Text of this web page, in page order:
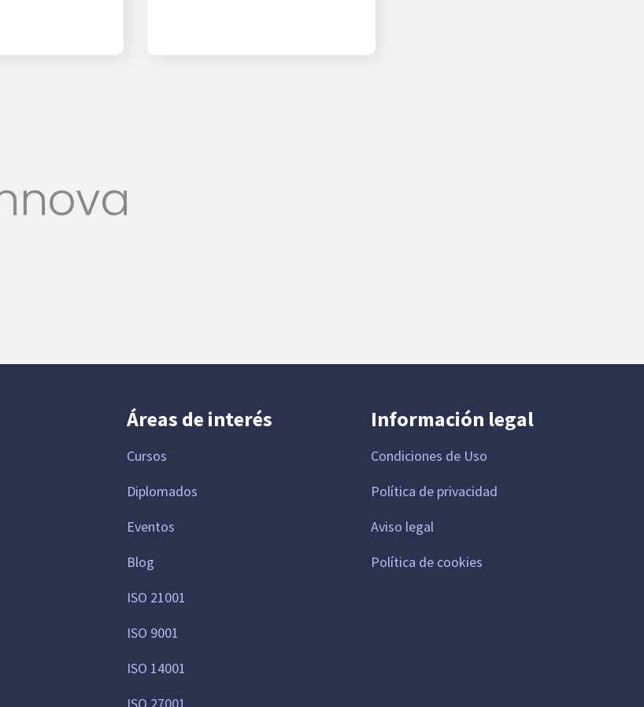
Áreas de interés
Cursos
Diplomados
Eventos
Blog
ISO 21001
ISO 9001
ISO 14001
Información legal
Condiciones de Uso
Política de privacidad
Aviso legal
Política de cookies